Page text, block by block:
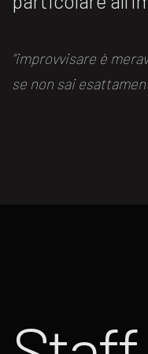
“improvvisare è
se non sai